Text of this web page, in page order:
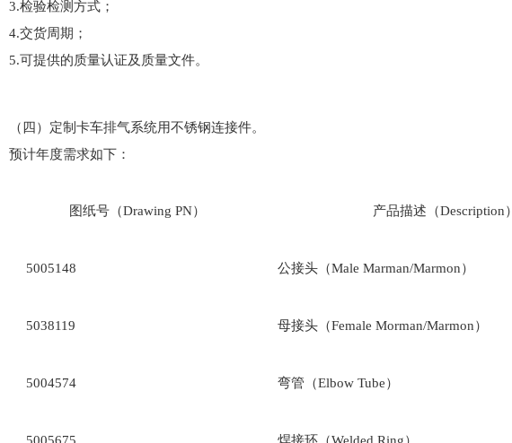
3.检验检测方式；
4.交货周期；
5.可提供的质量认证及质量文件。
（四）定制卡车排气系统用不锈钢连接件。
预计年度需求如下：
图纸号（Drawing PN） 产品描述（Description）
5005148 公接头（Male Marman/Marmon）
5038119 母接头（Female Morman/Marmon）
5004574 弯管（Elbow Tube）